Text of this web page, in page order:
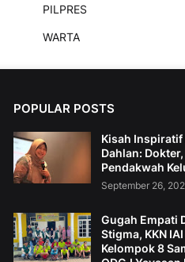
PILPRES
WARTA
POPULAR POSTS
Kisah Inspiratif
Dahlan:
Pendakwah
September 26,
Gugah Empati
Stigma, KKN
Kelompok 8